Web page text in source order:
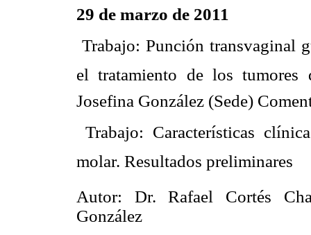
29 de marzo de 2011
 Trabajo: Punción
el tratamiento de los tumores
Josefina González (Sede)
 Trabajo: Características
molar. Resultados preliminares
Autor: Dr. Rafael Cortés
González